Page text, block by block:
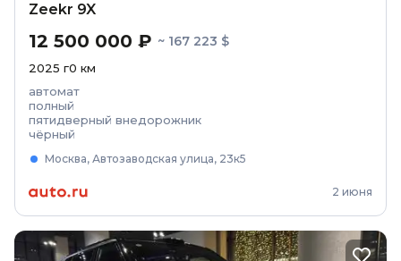
Zeekr 9X
12 500 000 ₽ ~ 167 223 $
2025 г0 км
автомат
полный
пятидверный внедорожник
чёрный
Москва, Автозаводская улица, 23к5
2 июня